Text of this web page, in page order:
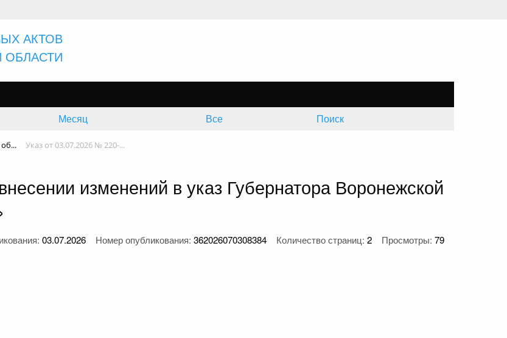
АКТОВ
Месяц Все Поиск
Указ от 03.07.2026 № 220-...
изменений в указ Губернатора Воронежской
03.07.2026 Номер опубликования: 362026070308384 Количество страниц: 2 Просмотры: 79